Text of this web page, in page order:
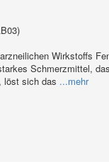
Wirkstoffs
Schmerzmittel,
löst sich das ...mehr